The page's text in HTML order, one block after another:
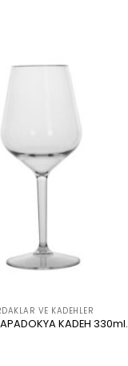
VE KADEHLER
KADEH 330ml.